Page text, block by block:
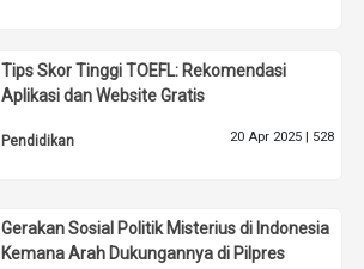
Tips Skor Tinggi TOEFL: Rekomendasi
Aplikasi dan Website Gratis
Pendidikan 20 Apr 2025 | 528
Gerakan Sosial Politik Misterius di Indonesia
Kemana Arah Dukungannya di Pilpres